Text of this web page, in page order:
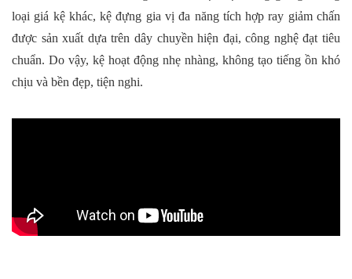
loại giá kệ khác, kệ đựng gia vị đa năng tích hợp ray giảm chấn
được sản xuất dựa trên dây chuyền hiện đại, công nghệ đạt tiêu
chuẩn. Do vậy, kệ hoạt động nhẹ nhàng, không tạo tiếng ồn khó
chịu và bền đẹp, tiện nghi.